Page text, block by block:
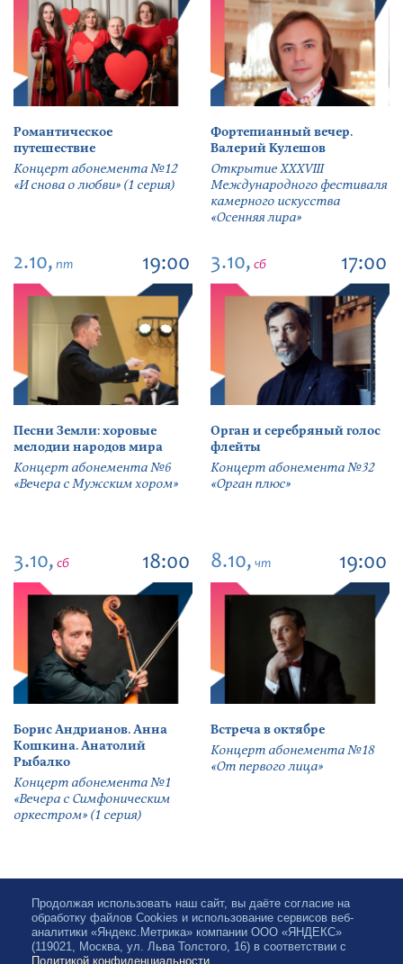
Романтическое
путешествие
Концерт абонемента №12
«И снова о любви» (1 серия)
Фортепианный вечер.
Валерий Кулешов
Открытие ХХХVIII
Международного фестиваля
камерного искусства
«Осенняя лира»
2.10, пт 19:00
Песни Земли: хоровые
мелодии народов мира
Концерт абонемента №6
«Вечера с Мужским хором»
3.10, сб 17:00
Орган и серебряный голос
флейты
Концерт абонемента №32
«Орган плюс»
3.10, сб 18:00
Борис Андрианов. Анна
Кошкина. Анатолий
Рыбалко
Концерт абонемента №1
«Вечера с Симфоническим
оркестром» (1 серия)
8.10, чт 19:00
Встреча в октябре
Концерт абонемента №18
«От первого лица»
Продолжая использовать наш сайт, вы даёте согласие на
обработку файлов Cookies и использование сервисов веб-
аналитики «Яндекс.Метрика» компании ООО «ЯНДЕКС»
(119021, Москва, ул. Льва Толстого, 16) в соответствии с
Политикой конфиденциальности